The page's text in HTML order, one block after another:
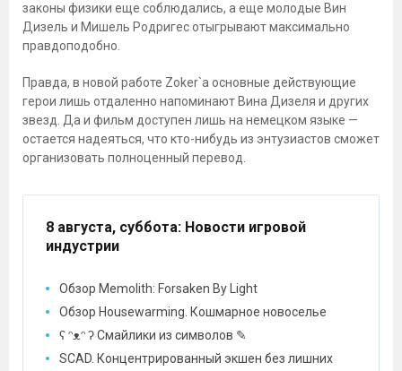
законы физики еще соблюдались, а еще молодые Вин
Дизель и Мишель Родригес отыгрывают максимально
правдоподобно.
Правда, в новой работе Zoker`а основные действующие
герои лишь отдаленно напоминают Вина Дизеля и других
звезд. Да и фильм доступен лишь на немецком языке —
остается надеяться, что кто-нибудь из энтузиастов сможет
организовать полноценный перевод.
8 августа, суббота: Новости игровой
индустрии
Обзор Memolith: Forsaken By Light
Обзор Housewarming. Кошмарное новоселье
ʕ ᵔᴥᵔ ʔ Смайлики из символов ✎
SCAD. Концентрированный экшен без лишних